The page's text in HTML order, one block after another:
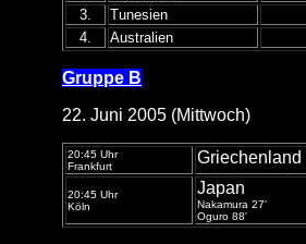
3.
Tunesien
4.
Australien
Gruppe B
22. Juni 2005 (Mittwoch)
20:45 Uhr
Frankfurt
Griechenland
20:45 Uhr
Köln
Japan
Nakamura 27'
Oguro 88'